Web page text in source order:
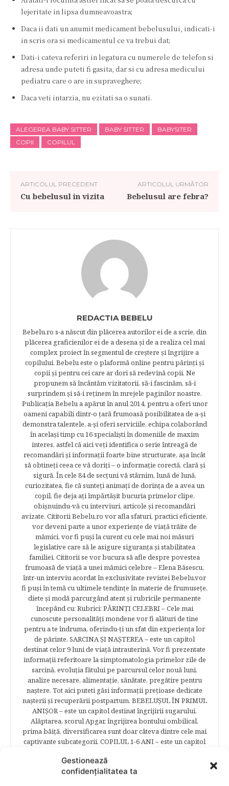
Gestionează
confidențialitatea ta
lejeritate in lipsa dumneavoastra;
Daca ii dati un anumit medicament bebelusului, indicati-i
in scris ora si medicamentul ce va trebui dat;
Dati-i cateva referiri in legatura cu numerele de telefon si
adresa unde puteti fi gasita, dar si cu adresa medicului
pediatru care o are in supraveghere;
Daca veti intarzia, nu ezitati sa o sunati.
ALEGEREA BABY SITTER BABY SITTER
BABYSITER
COPII
COPILUL
ARTICOLUL PRECEDENT
Cu bebelusul in vizita
ARTICOLUL URMĂTOR
Bebelusul are febra?
REDACTIA BEBELU
Bebelu.ro s-a născut din plăcerea autorilor ei de a scrie, din
plăcerea graficienilor ei de a desena şi de a realiza cel mai
complex proiect în segmentul de creştere şi îngrijire a
copilului. Bebelu este o plaformă online pentru părinţi şi
copii şi pentru cei care ar dori să redevină copii. Ne
propunem să încântăm vizitatorii, să-i fascinăm, să-i
surprindem şi să-i reţinem în mrejele paginilor noastre.​
Publicația Bebelu a apărut în anul 2014, pentru a oferi unor
oameni capabili dintr-o ţară frumoasă posibilitatea de a-şi
demonstra talentele, a-şi oferi serviciile, echipa colaborând
în acelaşi timp cu 16 specialişti în domeniile de maxim
interes, astfel că aici veţi identifica o serie întreagă de
recomandări şi informaţii foarte bine structurate, aşa încât
să obtineţi ceea ce vă doriţi – o informaţie corectă, clară şi
sigură. În cele 84 de secțuni vă stârnim, lună de lună,
curiozitatea, fie că sunteţi animaţi de dorinţa de a avea un
copil, fie deja aţi împărtăşit bucuria primelor clipe,
obişnuindu-vă cu interviuri, articole şi recomandări
avizate. Cititorii Bebelu.ro vor afla sfaturi, practici eficiente,
vor deveni parte a unor experienţe de viaţă trăite de
mămici, vor fi puşi la curent cu cele mai noi măsuri
legislative care să le asigure siguranţa şi stabilitatea
familiei. Cititorii se vor bucura să afle despre povestea
frumoasă de viață a unei mămici celebre – Elena Băsescu,
într-un interviu acordat în exclusivitate revistei Bebelu,vor
fi puşi în temă cu ultimele tendinţe în materie de frumuseţe,
diete şi modă parcurgând atent şi rubricile permanente
începând cu: Rubrici: PĂRINŢI CELEBRI – Cele mai
cunoscute personalităţi mondene vor fi alături de tine
pentru a te îndruma, oferindu-ţi un sfat din experienţa lor
de părinte. SARCINA ŞI NAŞTEREA – este un capitol
destinat celor 9 luni de viaţă intrauterină. Vor fi prezentate
informaţii referitoare la simptomatologia primelor zile de
sarcină, evoluţia fătului pe parcursul celor nouă luni,
analize necesare, alimentaţie, sănătate, pregătire pentru
naştere. Tot aici puteti găsi informaţii preţioase dedicate
naşterii şi recuperării postpartum. BEBELUŞUL ÎN PRIMUL
ANIŞOR – este un capitol destinat îngrijirii sugarului.
Alăptarea, scorul Apgar, îngrijirea bontului ombilical,
prima băiţă, diversificarea sunt doar câteva dintre cele mai
captivante subcategorii. COPILUL 1-6 ANI – este un capitol
la vârsta şcolară. Mămicile vor reuşi să afle cum anume să
se descurce cu propriul copil, cum să îl îngrijească în aşa fel